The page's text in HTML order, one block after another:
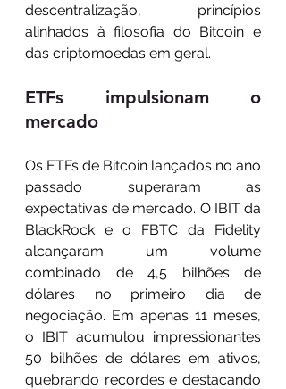
descentralização, princípios
alinhados à filosofia do Bitcoin e
das criptomoedas em geral.
ETFs impulsionam o
mercado
Os ETFs de Bitcoin lançados no ano
passado superaram as
expectativas de mercado. O IBIT da
BlackRock e o FBTC da Fidelity
alcançaram um volume
combinado de 4,5 bilhões de
dólares no primeiro dia de
negociação. Em apenas 11 meses,
o IBIT acumulou impressionantes
50 bilhões de dólares em ativos,
quebrando recordes e destacando